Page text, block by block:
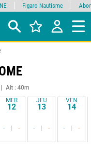
Alt : 40m
MER
12
- -
JEU
13
- -
VEN
14
- -
Figaro Nautisme